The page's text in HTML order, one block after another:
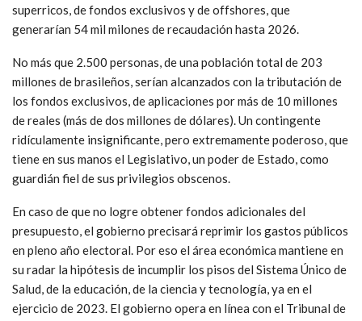
superricos, de fondos exclusivos y de offshores, que
generarían 54 mil milones de recaudación hasta 2026.
No más que 2.500 personas, de una población total de 203
millones de brasileños, serían alcanzados con la tributación de
los fondos exclusivos, de aplicaciones por más de 10 millones
de reales (más de dos millones de dólares). Un contingente
ridículamente insignificante, pero extremamente poderoso, que
tiene en sus manos el Legislativo, un poder de Estado, como
guardián fiel de sus privilegios obscenos.
En caso de que no logre obtener fondos adicionales del
presupuesto, el gobierno precisará reprimir los gastos públicos
en pleno año electoral. Por eso el área económica mantiene en
su radar la hipótesis de incumplir los pisos del Sistema Único de
Salud, de la educación, de la ciencia y tecnología, ya en el
ejercicio de 2023. El gobierno opera en línea con el Tribunal de